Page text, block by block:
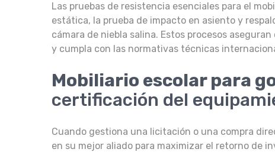
Las pruebas de resistencia esenciales para el
estática, la prueba de impacto en asiento y
cámara de niebla salina. Estos procesos
y cumpla con las normativas técnicas
Mobiliario escolar para
certificación del
Cuando gestiona una licitación o una compra
en su mejor aliado para maximizar el retorno de